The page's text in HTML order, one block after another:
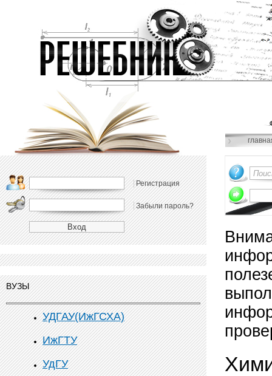
Регистрация
Забыли пароль?
ВУЗЫ
УДГАУ(ИжГСХА)
ИжГТУ
УдГУ